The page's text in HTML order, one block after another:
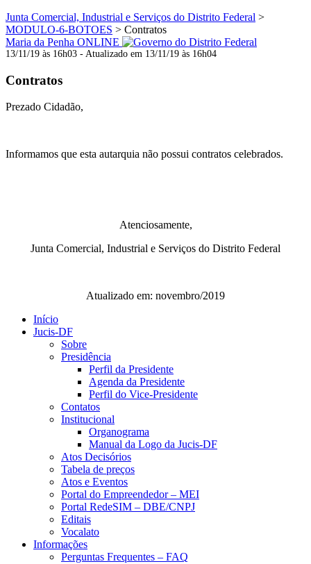
Junta Comercial, Industrial e Serviços do Distrito Federal >
MODULO-6-BOTOES > Contratos
Maria da Penha ONLINE
13/11/19 às 16h03 - Atualizado em 13/11/19 às 16h04
Contratos
Prezado Cidadão,
Informamos que esta autarquia não possui contratos celebrados.
Atenciosamente,
Junta Comercial, Industrial e Serviços do Distrito Federal
Atualizado em: novembro/2019
Início
Jucis-DF
Sobre
Presidência
Perfil da Presidente
Agenda da Presidente
Perfil do Vice-Presidente
Contatos
Institucional
Organograma
Manual da Logo da Jucis-DF
Atos Decisórios
Tabela de preços
Atos e Eventos
Portal do Empreendedor – MEI
Portal RedeSIM – DBE/CNPJ
Editais
Vocalato
Informações
Perguntas Frequentes – FAQ